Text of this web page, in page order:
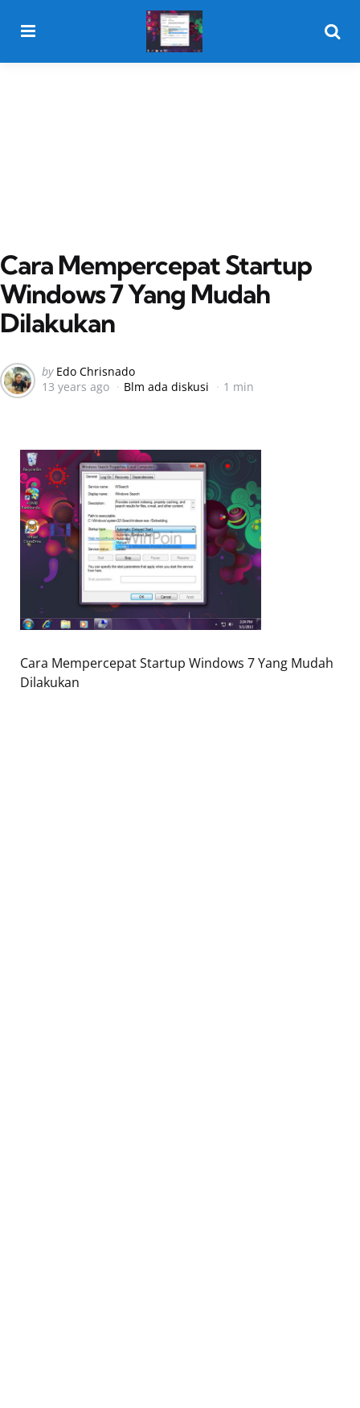
Cara Mempercepat Startup
Windows 7 Yang Mudah
Dilakukan
Posted
by
by Edo Chrisnado
13 years ago
Blm ada diskusi 1 min
Cara Mempercepat Startup Windows 7 Yang Mudah
Dilakukan